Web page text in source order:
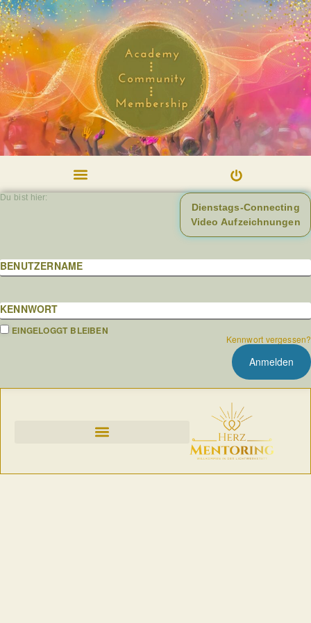
Du bist hier:
Dienstags-Connecting
Video Aufzeichnungen
BENUTZERNAME
KENNWORT
EINGELOGGT BLEIBEN
Kennwort vergessen?